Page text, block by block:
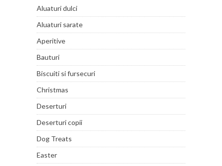
Aluaturi dulci
Aluaturi sarate
Aperitive
Bauturi
Biscuiti si fursecuri
Christmas
Deserturi
Deserturi copii
Dog Treats
Easter